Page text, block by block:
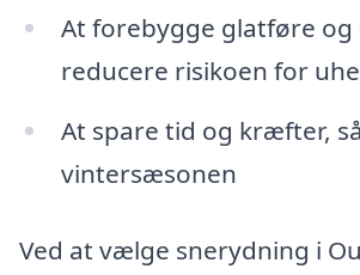
At forebygge glatføre og
reducere risikoen for
At spare tid og kræfter,
vintersæsonen
Ved at vælge snerydning i